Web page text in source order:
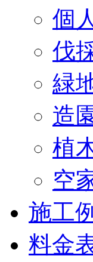
個
伐
緑
造
植
空
施工例
料金